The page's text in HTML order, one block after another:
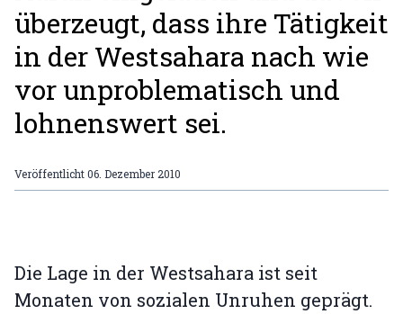
überzeugt, dass ihre Tätigkeit
in der Westsahara nach wie
vor unproblematisch und
lohnenswert sei.
Veröffentlicht06. Dezember 2010
Die Lage in der Westsahara ist seit
Monaten von sozialen Unruhen geprägt.